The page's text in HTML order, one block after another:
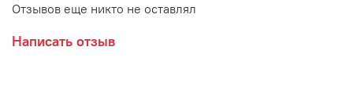
Отзывов еще никто не оставлял
Написать отзыв